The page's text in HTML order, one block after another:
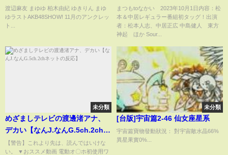
渡辺麻友 まゆゆ 柏木由紀 ゆきりん まゆ
ゆラストAKB48SHOW! 11月のアンクレッ
ト...
日
まつもtoなかい 2023年10月1日内容：松
本＆中居レギュラー番組初タッグ！出演
者：松本人志、中居正広 中島健人 東方
神起 ほか Sour...
未分類
めざましテレビの渡邊渚アナ、
デカい【なんJ.なんG.5ch.2chネ
ットの反応】
【警告】これより先は、読んではいけな
い。 ▼おススメ動画 電動オ〇ホ初使用ワ
未分類
[台版]宇宙篇2-46 仙女座星系
宇宙篇寶物發動狀況： 對宇宙敵水晶66%
異星果實0%...